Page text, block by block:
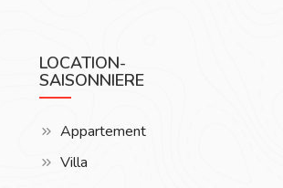
LOCATION-
SAISONNIERE
Appartement
Villa